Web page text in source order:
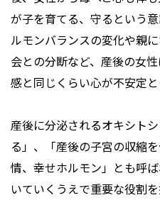
が子を育てる、守るという
ルモンバランスの変化や親
会との分断など、産後の女
感と同じくらい心が不安定と
産後に分泌されるオキシト
る」、「産後の子宮の収縮
情、幸せホルモン」とも呼
いていくうえで重要な役割